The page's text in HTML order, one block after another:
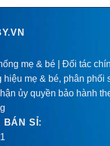
mẹ & bé | Đối tác
mẹ & bé, phân phối
ủy quyền bảo hành
BÁN SỈ: